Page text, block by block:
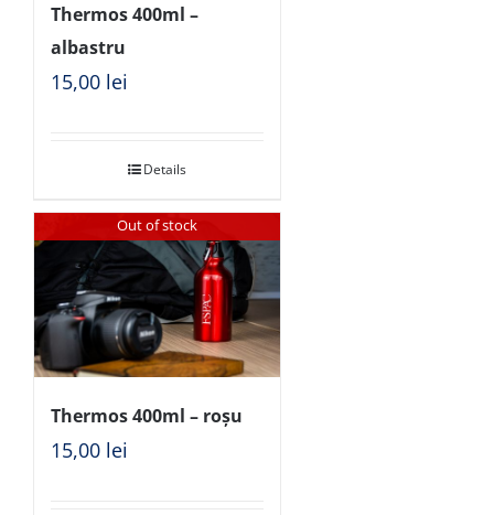
Thermos 400ml –
albastru
15,00 lei
Details
Out of stock
Thermos 400ml – roșu
15,00 lei